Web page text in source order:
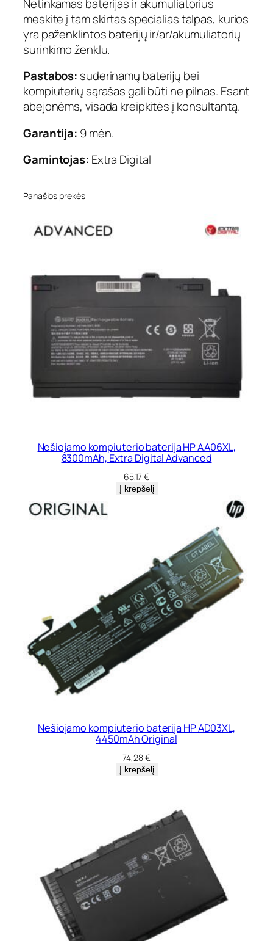
Netinkamas baterijas ir akumuliatorius
meskite į tam skirtas specialias talpas, kurios
yra paženklintos baterijų ir/ar/akumuliatorių
surinkimo ženklu.
Pastabos: suderinamų baterijų bei
kompiuterių sąrašas gali būti ne pilnas. Esant
abejonėms, visada kreipkitės į konsultantą.
Garantija: 9 mėn.
Gamintojas: Extra Digital
Panašios prekės
Nešiojamo kompiuterio baterija HP AA06XL,
8300mAh, Extra Digital Advanced
65,17€
Į krepšelį
Nešiojamo kompiuterio baterija HP AD03XL,
4450mAh Original
74,28€
Į krepšelį